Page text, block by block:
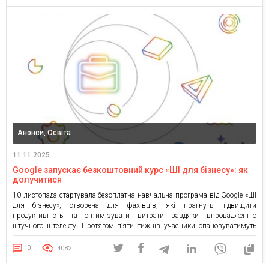
Анонси, Освіта
11.11.2025
Google запускає безкоштовний курс «ШІ для бізнесу»: як
долучитися
10 листопада стартувала безоплатна навчальна програма від Google «ШІ
для бізнесу», створена для фахівців, які прагнуть підвищити
продуктивність та оптимізувати витрати завдяки впровадженню
штучного інтелекту. Протягом п’яти тижнів учасники опановуватимуть
швидкі та безпечні методи інтеграції ШІ у повсякденні бізнес-процеси.
Програма базується на практичних кейсах і не вимагає технічної
підготовки. Формат курсу передбачає короткі відеоуроки (до […]
0 4082